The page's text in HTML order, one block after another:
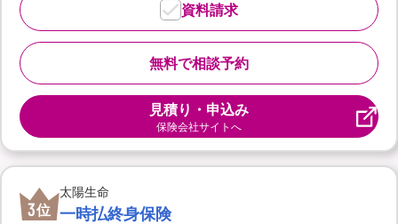
無料で相談予約
資料請求
見積り・申込み
保険会社サイトへ
3位
太陽生命
一時払終身保険